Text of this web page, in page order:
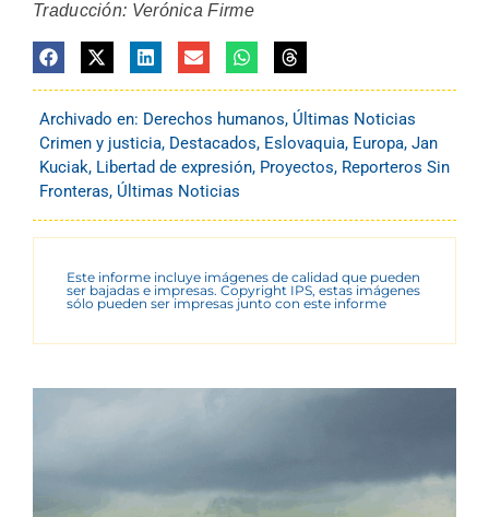
Traducción: Verónica Firme
Archivado en: Derechos humanos, Últimas Noticias
Crimen y justicia, Destacados, Eslovaquia, Europa, Jan
Kuciak, Libertad de expresión, Proyectos, Reporteros Sin
Fronteras, Últimas Noticias
Este informe incluye imágenes de calidad que pueden
ser bajadas e impresas. Copyright IPS, estas imágenes
sólo pueden ser impresas junto con este informe